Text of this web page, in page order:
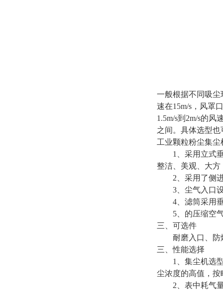
一般根据不同吸
速在15m/s，风罩
1.5m/s到2m/s的
之间。具体选型
工业颗粒粉尘集尘
1、采用立式垂
整洁、美观、大
2、采用了侧进
3、尘气入口设
4、滤筒采用垂
5、的压缩空气
三、可选件
耐磨入口、防爆
三、性能选择
1、集尘机选型
尘浓度的高值，
2、表中耗气量